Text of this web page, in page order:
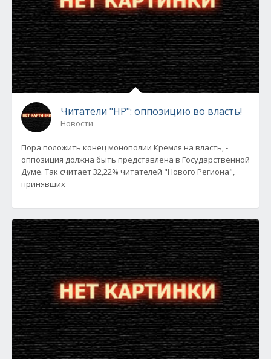
Читатели "НР": оппозицию во власть!
Новости
Пора положить конец монополии Кремля на власть, -
оппозиция должна быть представлена в Государственной
Думе. Так считает 32,22% читателей "Нового Региона",
принявших